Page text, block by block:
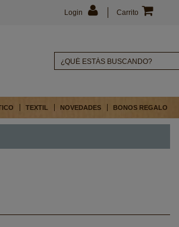
Carrito
Login
TEXTIL NOVEDADES BONOS REGALO